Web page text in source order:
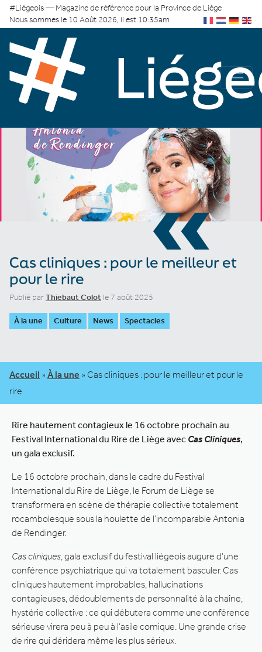
#Liégeois — Magazine de référence pour la Province de Liège
Nous sommes le 10 Août 2026, il est 10:35am
«
Cas cliniques : pour le meilleur et
pour le rire
Publié parThiebaut Colot le 7 août 2025
À la une Culture News Spectacles
Accueil » À la une » Cas cliniques : pour le meilleur et pour le
rire
Rire hautement contagieux le 16 octobre prochain au
Festival International du Rire de Liège avec Cas Cliniques,
un gala exclusif.
Le 16 octobre prochain, dans le cadre du Festival
International du Rire de Liège, le Forum de Liège se
transformera en scène de thérapie collective totalement
rocambolesque sous la houlette de l’incomparable Antonia
de Rendinger.
Cas cliniques , gala exclusif du festival liégeois augure d’une
conférence psychiatrique qui va totalement basculer. Cas
cliniques hautement improbables, hallucinations
contagieuses, dédoublements de personnalité à la chaîne,
hystérie collective : ce qui débutera comme une conférence
sérieuse virera peu à peu à l’asile comique. Une grande crise
de rire qui déridera même les plus sérieux.